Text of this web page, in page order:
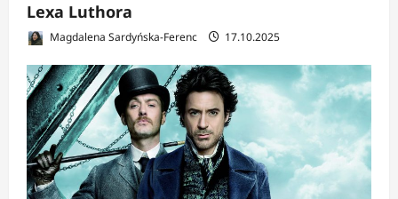
Lexa Luthora
Magdalena Sardyńska-Ferenc 17.10.2025